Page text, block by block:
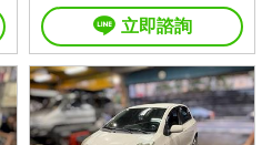
立即諮詢